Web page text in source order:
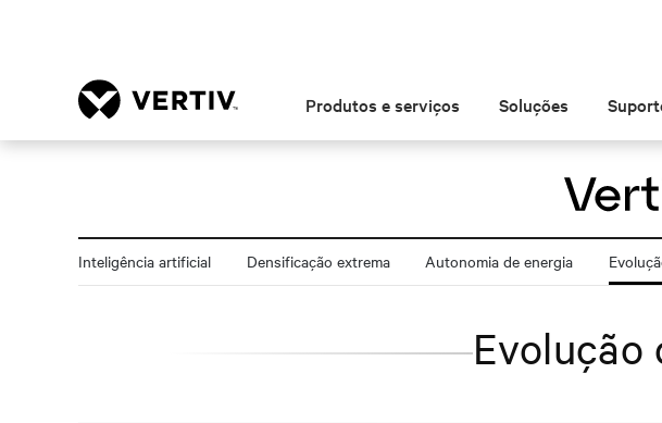
Produtos e serviços Soluções
Inteligência artificial Densificação extrema Autonomia de energia
Evolução